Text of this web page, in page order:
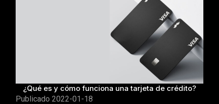
¿Qué es y cómo funciona una tarjeta de crédito?
Publicado 2022-01-18